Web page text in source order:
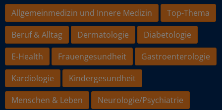
Allgemeinmedizin und Innere Medizin
Top-Thema
Beruf & Alltag
Dermatologie
Diabetologie
E-Health
Frauengesundheit
Gastroenterologie
Kardiologie
Kindergesundheit
Menschen & Leben
Neurologie/Psychiatrie